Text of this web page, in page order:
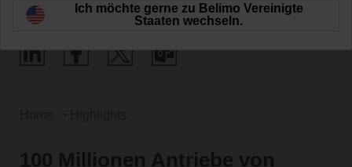
100 Millionen Antriebe von
Ich möchte gerne zu Belimo Vereinigte
Staaten wechseln.